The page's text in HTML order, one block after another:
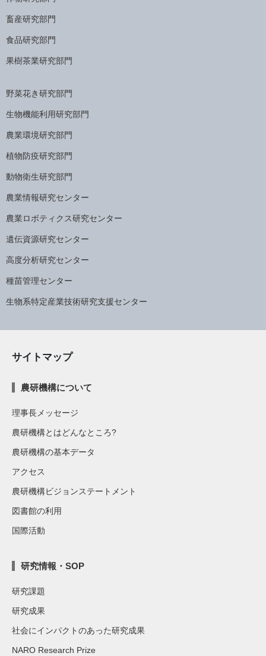
畜産研究部門
食品研究部門
果樹茶業研究部門
野菜花き研究部門
生物機能利用研究部門
農業環境研究部門
植物防疫研究部門
動物衛生研究部門
農業情報研究センター
農業ロボティクス研究センター
遺伝資源研究センター
高度分析研究センター
種苗管理センター
生物系特定産業技術研究支援センター
サイトマップ
農研機構について
理事長メッセージ
農研機構とはどんなところ?
農研機構の基本データ
アクセス
農研機構ビジョンステートメント
図書館の利用
国際活動
研究情報・SOP
研究課題
研究成果
社会にインパクトのあった研究成果
NARO Research Prize